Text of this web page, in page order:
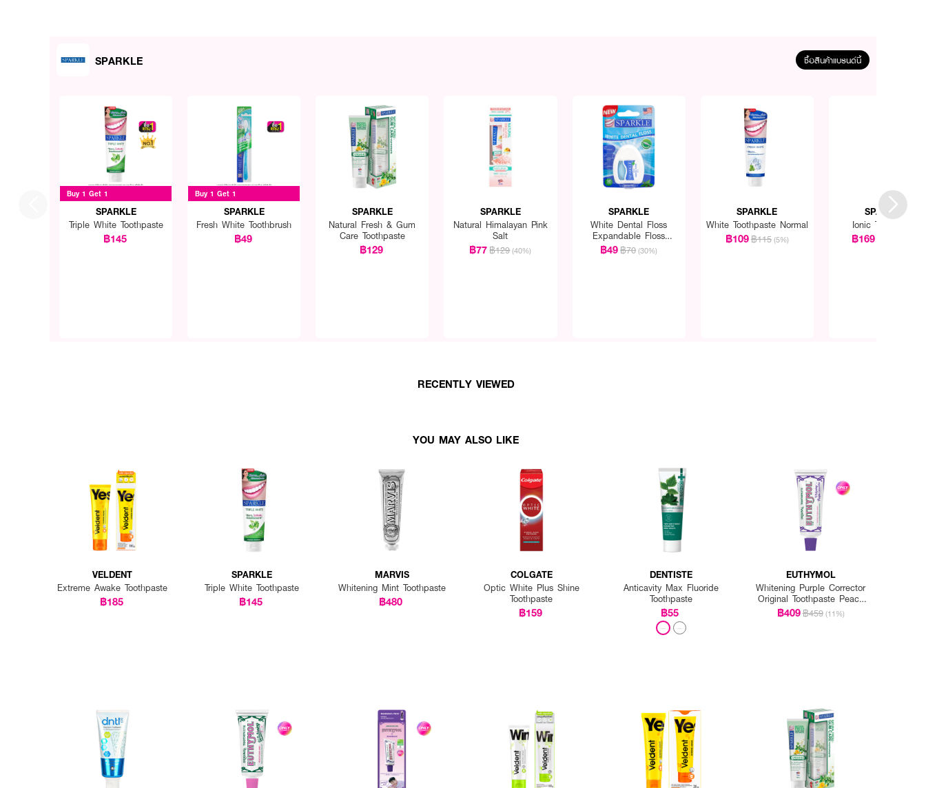
How to Use:
● บีบยาสีฟันในปริมาณพอเหมาะบนแปรงสีฟัน
● แปรงฟันอย่างน้อยวันละ 2 ครั้ง เช้าและก่อนนอน
● แนะนำใช้ร่วมกับไหมขัดฟันและน้ำยาบ้วนปากเพื่อผลลัพธ์ที่ดียิ่งขึ้น
SPARKLE ซื้อสินค้าแบรนด์นี้
Buy 1 Get 1
SPARKLE
Triple White Toothpaste
฿145
Buy 1 Get 1
SPARKLE
Fresh White Toothbrush
฿49
SPARKLE
Natural Fresh & Gum
Care Toothpaste
฿129
SPARKLE
Natural Himalayan Pink
Salt
฿77฿129 (40%)
SPARKLE
White Dental Floss
Expandable Floss
Spearmint
฿49฿70 (30%)
SPARKLE
White Toothpaste Normal
฿109฿115 (5%)
SPARKLE
Ionic Toothbrush
฿169
RECENTLY VIEWED
YOU MAY ALSO LIKE
VELDENT
Extreme Awake Toothpaste
฿185
SPARKLE
Triple White Toothpaste
฿145
MARVIS
Whitening Mint Toothpaste
฿480
COLGATE
Optic White Plus Shine
Toothpaste
฿159
DENTISTE
Anticavity Max Fluoride
Toothpaste
฿55
EUTHYMOL
Whitening Purple Corrector
Original Toothpaste Peach
Floral Mint
฿409฿459 (11%)